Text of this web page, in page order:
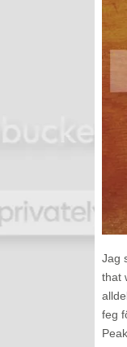
Jag
that
feg